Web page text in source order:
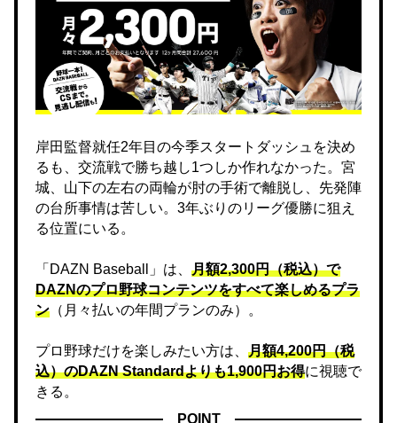
岸田監督就任2年目の今季スタートダッシュを決め
るも、交流戦で勝ち越し1つしか作れなかった。宮
城、山下の左右の両輪が肘の手術で離脱し、先発陣
の台所事情は苦しい。3年ぶりのリーグ優勝に狙え
る位置にいる。
「DAZN Baseball」は、 月額2,300円（税込）で
DAZNのプロ野球コンテンツをすべて楽しめるプラ
ン （月々払いの年間プランのみ）。
プロ野球だけを楽しみたい方は、 月額4,200円（税
込）のDAZN Standard​よりも1,900円お得に視聴で
きる。
POINT